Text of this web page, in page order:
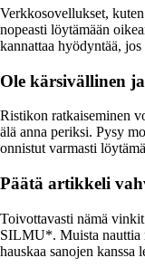
Verkkosovellukset,
nopeasti löytämään
kannattaa hyödyntää,
Ole kärsivällinen
Ristikon ratkaiseminen
älä anna periksi. Pysy
onnistut varmasti
Päätä artikkeli
Toivottavasti nämä
SILMU*. Muista nauttia
hauskaa sanojen kanssa